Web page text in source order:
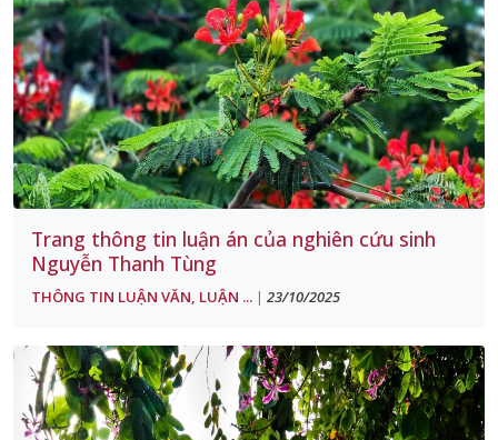
Trang thông tin luận án của nghiên cứu sinh
Nguyễn Thanh Tùng
THÔNG TIN LUẬN VĂN, LUẬN ... | 23/10/2025